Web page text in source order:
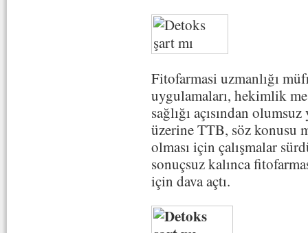
Fitofarmasi uzmanlığı
uygulamaları, hekimlik
sağlığı açısından
üzerine TTB, söz konusu
olması için çalışmalar
sonuçsuz kalınca
için dava açtı.